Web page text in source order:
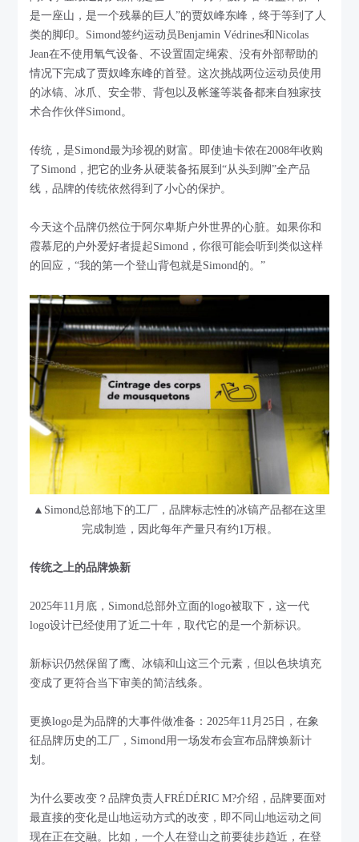
是一座山，是一个残暴的巨人”的贾奴峰东峰，终于等到了人
类的脚印。Simond签约运动员Benjamin Védrines和Nicolas
Jean在不使用氧气设备、不设置固定绳索、没有外部帮助的
情况下完成了贾奴峰东峰的首登。这次挑战两位运动员使用
的冰镐、冰爪、安全带、背包以及帐篷等装备都来自独家技
术合作伙伴Simond。
传统，是Simond最为珍视的财富。即使迪卡侬在2008年收购
了Simond，把它的业务从硬装备拓展到“从头到脚”全产品
线，品牌的传统依然得到了小心的保护。
今天这个品牌仍然位于阿尔卑斯户外世界的心脏。如果你和
霞慕尼的户外爱好者提起Simond，你很可能会听到类似这样
的回应，“我的第一个登山背包就是Simond的。”
▲Simond总部地下的工厂，品牌标志性的冰镐产品都在这里
完成制造，因此每年产量只有约1万根。
传统之上的品牌焕新
2025年11月底，Simond总部外立面的logo被取下，这一代
logo设计已经使用了近二十年，取代它的是一个新标识。
新标识仍然保留了鹰、冰镐和山这三个元素，但以色块填充
变成了更符合当下审美的简洁线条。
更换logo是为品牌的大事件做准备：2025年11月25日，在象
征品牌历史的工厂，Simond用一场发布会宣布品牌焕新计
划。
为什么要改变？品牌负责人FRÉDÉRIC M?介绍，品牌要面对
最直接的变化是山地运动方式的改变，即不同山地运动之间
现在正在交融。比如，一个人在登山之前要徒步趋近，在登